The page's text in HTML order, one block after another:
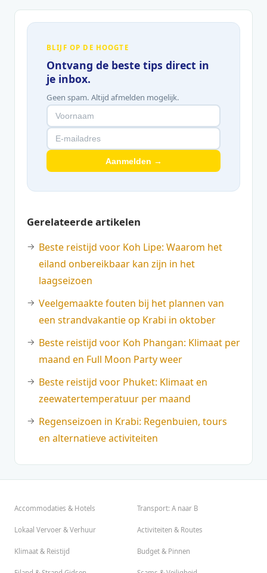
BLIJF OP DE HOOGTE
Ontvang de beste tips direct in
je inbox.
Geen spam. Altijd afmelden mogelijk.
Aanmelden →
Gerelateerde artikelen
Beste reistijd voor Koh Lipe: Waarom het
eiland onbereikbaar kan zijn in het
laagseizoen
Veelgemaakte fouten bij het plannen van
een strandvakantie op Krabi in oktober
Beste reistijd voor Koh Phangan: Klimaat per
maand en Full Moon Party weer
Beste reistijd voor Phuket: Klimaat en
zeewatertemperatuur per maand
Regenseizoen in Krabi: Regenbuien, tours
en alternatieve activiteiten
Accommodaties & Hotels Transport: A naar B
Lokaal Vervoer & Verhuur Activiteiten & Routes
Klimaat & Reistijd Budget & Pinnen